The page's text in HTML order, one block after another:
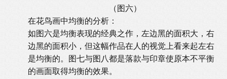
（图六）
在花鸟画中均衡的分析：
如图六是均衡表现的经典之作，左边黑的面积大，右
边黑的面积小，但这幅作品在人的视觉上看来起左右
是均衡的。图七与图八都是落款与印章使原本不平衡
的画面取得均衡的效果。